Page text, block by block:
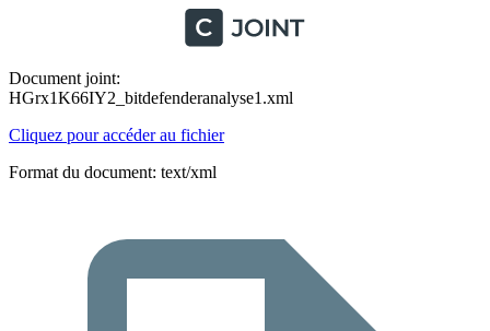
Document joint:
HGrx1K66IY2_bitdefenderanalyse1.xml
Cliquez pour accéder au fichier
Format du document: text/xml